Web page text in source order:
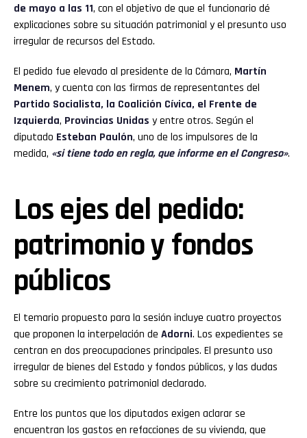
de mayo a las 11, con el objetivo de que el funcionario dé
explicaciones sobre su situación patrimonial y el presunto uso
irregular de recursos del Estado.
El pedido fue elevado al presidente de la Cámara, Martín
Menem, y cuenta con las firmas de representantes del
Partido Socialista, la Coalición Cívica, el Frente de
Izquierda, Provincias Unidas y entre otros. Según el
diputado Esteban Paulón, uno de los impulsores de la
medida, «si tiene todo en regla, que informe en el Congreso».
Los ejes del pedido:
patrimonio y fondos
públicos
El temario propuesto para la sesión incluye cuatro proyectos
que proponen la interpelación de Adorni. Los expedientes se
centran en dos preocupaciones principales. El presunto uso
irregular de bienes del Estado y fondos públicos, y las dudas
sobre su crecimiento patrimonial declarado.
Entre los puntos que los diputados exigen aclarar se
encuentran los gastos en refacciones de su vivienda, que